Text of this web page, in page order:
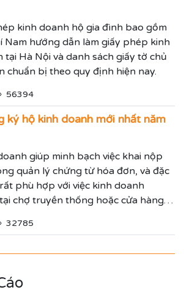
kinh doanh hộ gia đình bao gồm
Nam hướng dẫn làm giấy phép kinh
tại Hà Nội và danh sách giấy tờ chủ
chuẩn bị theo quy định hiện nay.
56394
ký hộ kinh doanh mới nhất năm
giúp minh bạch việc khai nộp
quản lý chứng từ hóa đơn, và đặc
phù hợp với việc kinh doanh
chợ truyền thống hoặc cửa hàng
32785